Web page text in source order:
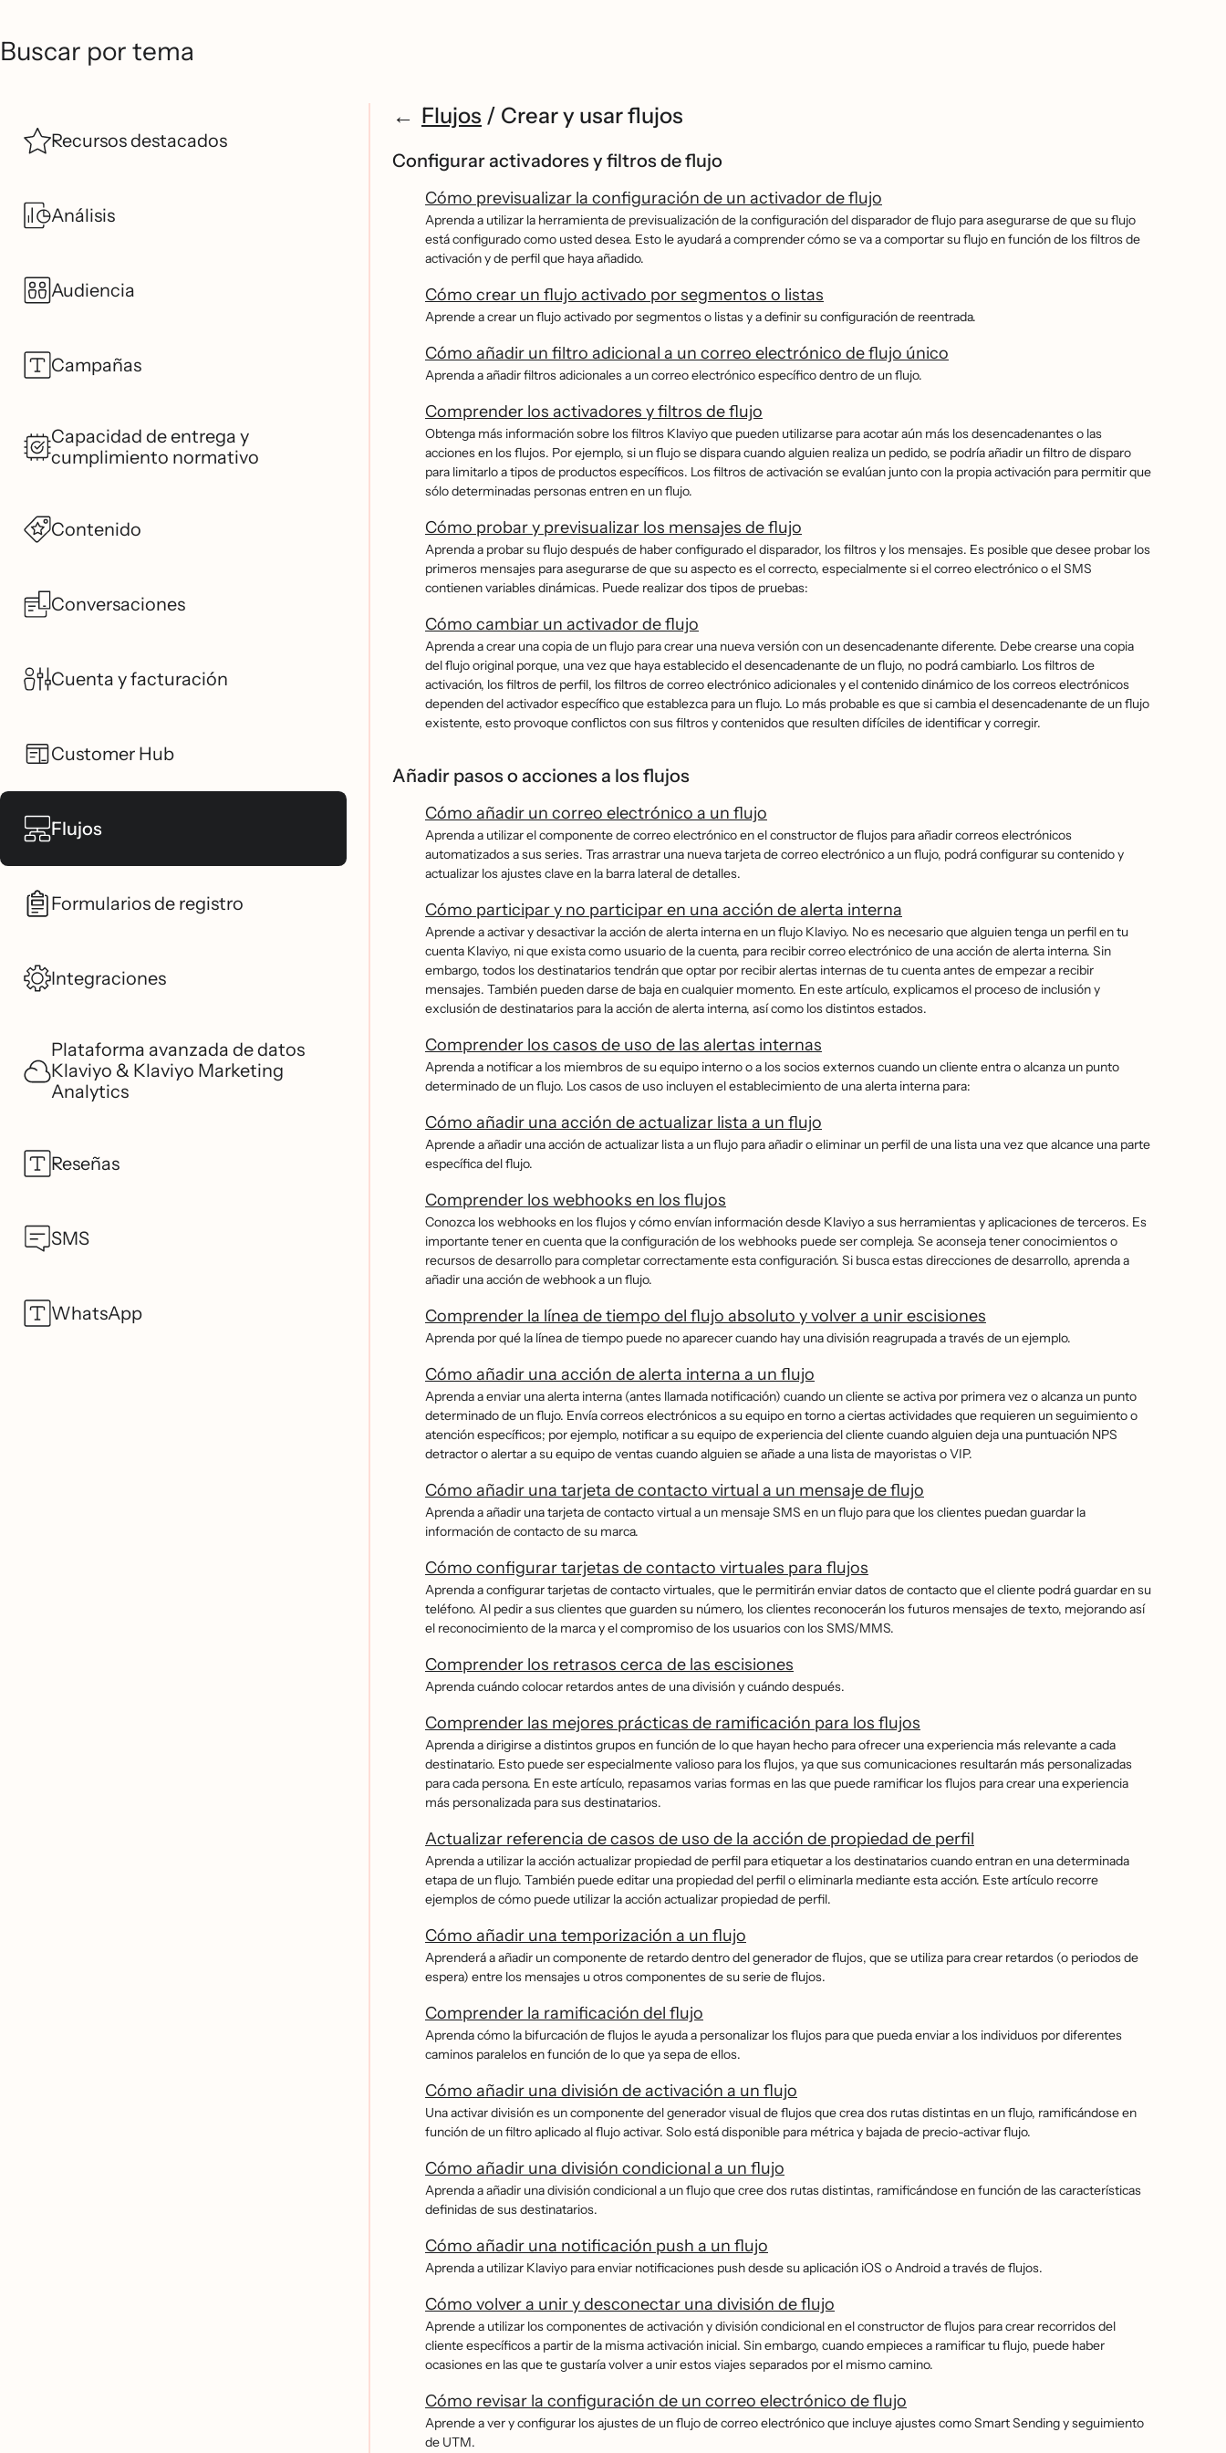
Buscar por tema
Recursos destacados
Análisis
Audiencia
Campañas
Capacidad de entrega y
cumplimiento normativo
Contenido
Conversaciones
Cuenta y facturación
Customer Hub
Flujos
Formularios de registro
Integraciones
Plataforma avanzada de datos
Klaviyo & Klaviyo Marketing
Analytics
Reseñas
SMS
WhatsApp
Flujos / Crear y usar flujos
Configurar activadores y filtros de flujo
Cómo previsualizar la configuración de un activador de flujo
Aprenda a utilizar la herramienta de previsualización de la configuración del disparador de flujo para asegurarse de que su flujo
está configurado como usted desea. Esto le ayudará a comprender cómo se va a comportar su flujo en función de los filtros de
activación y de perfil que haya añadido.
Cómo crear un flujo activado por segmentos o listas
Aprende a crear un flujo activado por segmentos o listas y a definir su configuración de reentrada.
Cómo añadir un filtro adicional a un correo electrónico de flujo único
Aprenda a añadir filtros adicionales a un correo electrónico específico dentro de un flujo.
Comprender los activadores y filtros de flujo
Obtenga más información sobre los filtros Klaviyo que pueden utilizarse para acotar aún más los desencadenantes o las
acciones en los flujos. Por ejemplo, si un flujo se dispara cuando alguien realiza un pedido, se podría añadir un filtro de disparo
para limitarlo a tipos de productos específicos. Los filtros de activación se evalúan junto con la propia activación para permitir que
sólo determinadas personas entren en un flujo.
Cómo probar y previsualizar los mensajes de flujo
Aprenda a probar su flujo después de haber configurado el disparador, los filtros y los mensajes. Es posible que desee probar los
primeros mensajes para asegurarse de que su aspecto es el correcto, especialmente si el correo electrónico o el SMS
contienen variables dinámicas. Puede realizar dos tipos de pruebas:
Cómo cambiar un activador de flujo
Aprenda a crear una copia de un flujo para crear una nueva versión con un desencadenante diferente. Debe crearse una copia
del flujo original porque, una vez que haya establecido el desencadenante de un flujo, no podrá cambiarlo. Los filtros de
activación, los filtros de perfil, los filtros de correo electrónico adicionales y el contenido dinámico de los correos electrónicos
dependen del activador específico que establezca para un flujo. Lo más probable es que si cambia el desencadenante de un flujo
existente, esto provoque conflictos con sus filtros y contenidos que resulten difíciles de identificar y corregir.
Añadir pasos o acciones a los flujos
Cómo añadir un correo electrónico a un flujo
Aprenda a utilizar el componente de correo electrónico en el constructor de flujos para añadir correos electrónicos
automatizados a sus series. Tras arrastrar una nueva tarjeta de correo electrónico a un flujo, podrá configurar su contenido y
actualizar los ajustes clave en la barra lateral de detalles.
Cómo participar y no participar en una acción de alerta interna
Aprende a activar y desactivar la acción de alerta interna en un flujo Klaviyo. No es necesario que alguien tenga un perfil en tu
cuenta Klaviyo, ni que exista como usuario de la cuenta, para recibir correo electrónico de una acción de alerta interna. Sin
embargo, todos los destinatarios tendrán que optar por recibir alertas internas de tu cuenta antes de empezar a recibir
mensajes. También pueden darse de baja en cualquier momento. En este artículo, explicamos el proceso de inclusión y
exclusión de destinatarios para la acción de alerta interna, así como los distintos estados.
Comprender los casos de uso de las alertas internas
Aprenda a notificar a los miembros de su equipo interno o a los socios externos cuando un cliente entra o alcanza un punto
determinado de un flujo. Los casos de uso incluyen el establecimiento de una alerta interna para:
Cómo añadir una acción de actualizar lista a un flujo
Aprende a añadir una acción de actualizar lista a un flujo para añadir o eliminar un perfil de una lista una vez que alcance una parte
específica del flujo.
Comprender los webhooks en los flujos
Conozca los webhooks en los flujos y cómo envían información desde Klaviyo a sus herramientas y aplicaciones de terceros. Es
importante tener en cuenta que la configuración de los webhooks puede ser compleja. Se aconseja tener conocimientos o
recursos de desarrollo para completar correctamente esta configuración. Si busca estas direcciones de desarrollo, aprenda a
añadir una acción de webhook a un flujo.
Comprender la línea de tiempo del flujo absoluto y volver a unir escisiones
Aprenda por qué la línea de tiempo puede no aparecer cuando hay una división reagrupada a través de un ejemplo.
Cómo añadir una acción de alerta interna a un flujo
Aprenda a enviar una alerta interna (antes llamada notificación) cuando un cliente se activa por primera vez o alcanza un punto
determinado de un flujo. Envía correos electrónicos a su equipo en torno a ciertas actividades que requieren un seguimiento o
atención específicos; por ejemplo, notificar a su equipo de experiencia del cliente cuando alguien deja una puntuación NPS
detractor o alertar a su equipo de ventas cuando alguien se añade a una lista de mayoristas o VIP.
Cómo añadir una tarjeta de contacto virtual a un mensaje de flujo
Aprenda a añadir una tarjeta de contacto virtual a un mensaje SMS en un flujo para que los clientes puedan guardar la
información de contacto de su marca.
Cómo configurar tarjetas de contacto virtuales para flujos
Aprenda a configurar tarjetas de contacto virtuales, que le permitirán enviar datos de contacto que el cliente podrá guardar en su
teléfono. Al pedir a sus clientes que guarden su número, los clientes reconocerán los futuros mensajes de texto, mejorando así
el reconocimiento de la marca y el compromiso de los usuarios con los SMS/MMS.
Comprender los retrasos cerca de las escisiones
Aprenda cuándo colocar retardos antes de una división y cuándo después.
Comprender las mejores prácticas de ramificación para los flujos
Aprenda a dirigirse a distintos grupos en función de lo que hayan hecho para ofrecer una experiencia más relevante a cada
destinatario. Esto puede ser especialmente valioso para los flujos, ya que sus comunicaciones resultarán más personalizadas
para cada persona. En este artículo, repasamos varias formas en las que puede ramificar los flujos para crear una experiencia
más personalizada para sus destinatarios.
Actualizar referencia de casos de uso de la acción de propiedad de perfil
Aprenda a utilizar la acción actualizar propiedad de perfil para etiquetar a los destinatarios cuando entran en una determinada
etapa de un flujo. También puede editar una propiedad del perfil o eliminarla mediante esta acción. Este artículo recorre
ejemplos de cómo puede utilizar la acción actualizar propiedad de perfil.
Cómo añadir una temporización a un flujo
Aprenderá a añadir un componente de retardo dentro del generador de flujos, que se utiliza para crear retardos (o periodos de
espera) entre los mensajes u otros componentes de su serie de flujos.
Comprender la ramificación del flujo
Aprenda cómo la bifurcación de flujos le ayuda a personalizar los flujos para que pueda enviar a los individuos por diferentes
caminos paralelos en función de lo que ya sepa de ellos.
Cómo añadir una división de activación a un flujo
Una activar división es un componente del generador visual de flujos que crea dos rutas distintas en un flujo, ramificándose en
función de un filtro aplicado al flujo activar. Solo está disponible para métrica y bajada de precio-activar flujo.
Cómo añadir una división condicional a un flujo
Aprenda a añadir una división condicional a un flujo que cree dos rutas distintas, ramificándose en función de las características
definidas de sus destinatarios.
Cómo añadir una notificación push a un flujo
Aprenda a utilizar Klaviyo para enviar notificaciones push desde su aplicación iOS o Android a través de flujos.
Cómo volver a unir y desconectar una división de flujo
Aprende a utilizar los componentes de activación y división condicional en el constructor de flujos para crear recorridos del
cliente específicos a partir de la misma activación inicial. Sin embargo, cuando empieces a ramificar tu flujo, puede haber
ocasiones en las que te gustaría volver a unir estos viajes separados por el mismo camino.
Cómo revisar la configuración de un correo electrónico de flujo
Aprende a ver y configurar los ajustes de un flujo de correo electrónico que incluye ajustes como Smart Sending y seguimiento
de UTM.